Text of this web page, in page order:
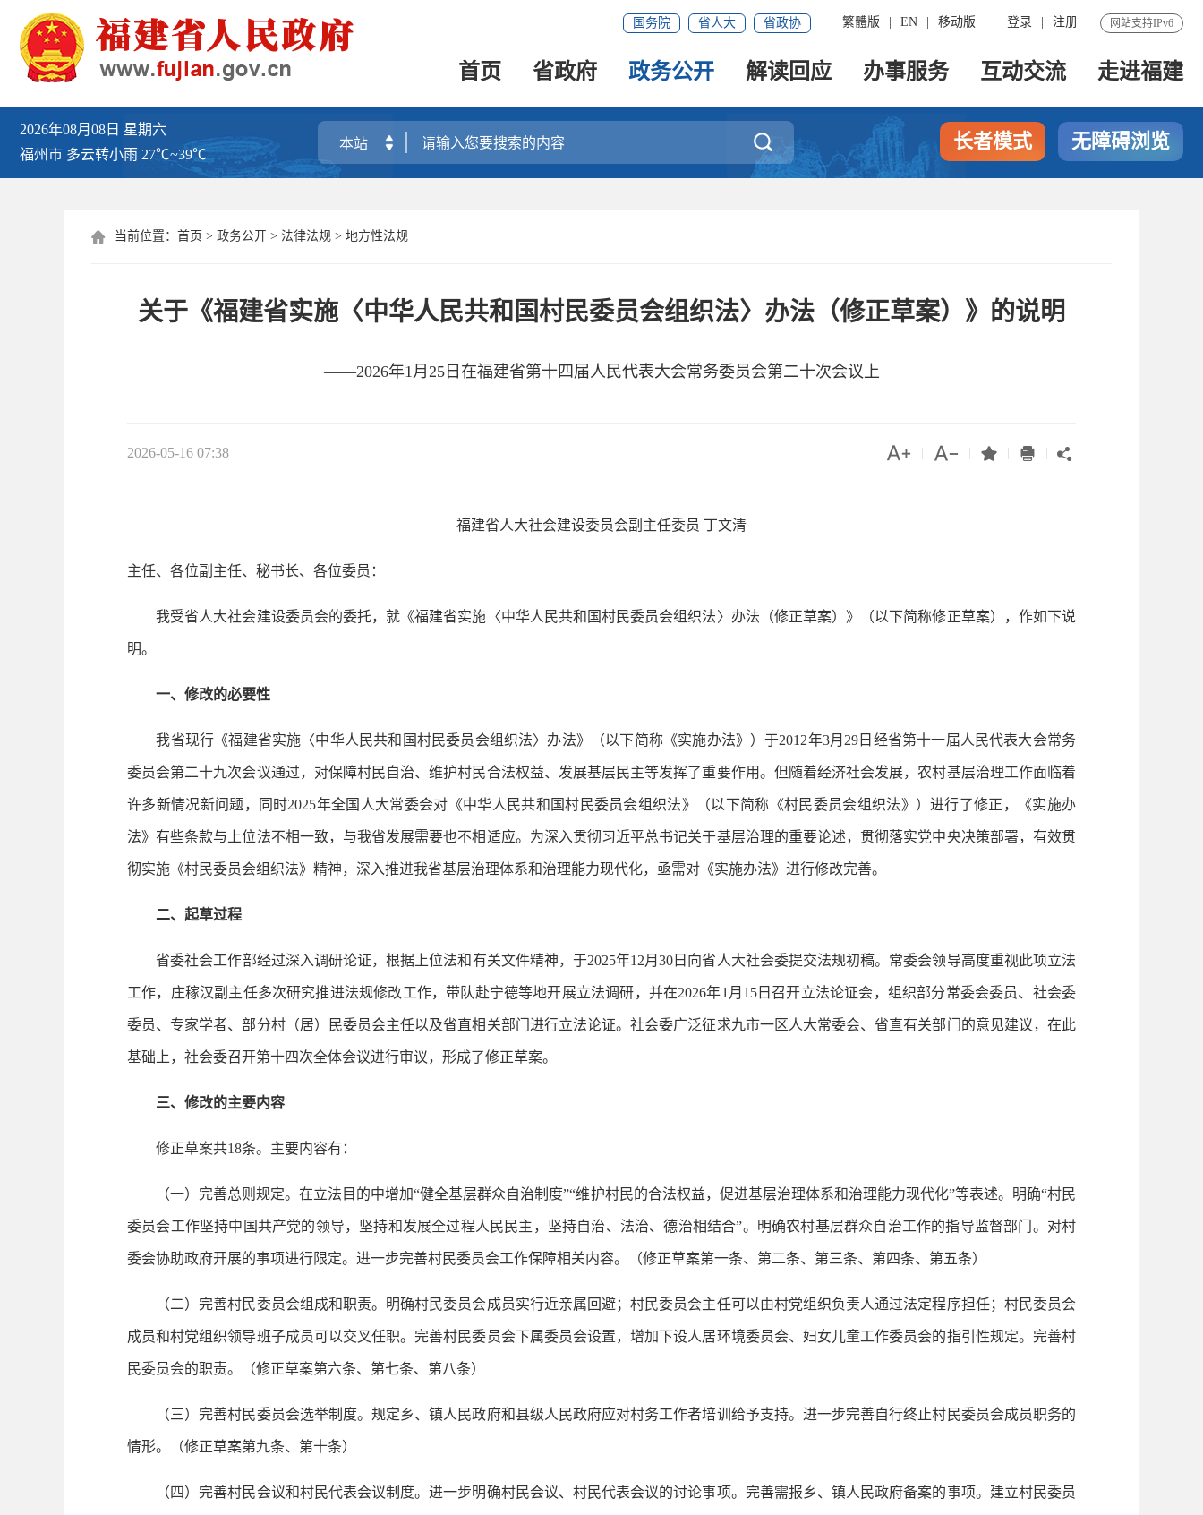
网站支持IPv6
登录 注册
繁體版 EN 移动版
国务院 省人大 省政协
首页 省政府 政务公开 解读回应 办事服务 互动交流 走进福建
2026年08月08日 星期六
福州市 多云转小雨 27℃~39℃
 长者模式 无障碍浏览
 当前位置： 首页 > 政务公开 > 法律法规 > 地方性法规
​关于《福建省实施〈中华人民共和国村民委员会组织法〉办法（修正草案）》的说明
——2026年1月25日在福建省第十四届人民代表大会常务委员会第二十次会议上
2026-05-16 07:38     
福建省人大社会建设委员会副主任委员 丁文清
主任、各位副主任、秘书长、各位委员：
我受省人大社会建设委员会的委托，就《福建省实施〈中华人民共和国村民委员会组织法〉办法（修正草案）》（以下简称修正草案），作如下说
明。
一、修改的必要性
我省现行《福建省实施〈中华人民共和国村民委员会组织法〉办法》（以下简称《实施办法》）于2012年3月29日经省第十一届人民代表大会常务
委员会第二十九次会议通过，对保障村民自治、维护村民合法权益、发展基层民主等发挥了重要作用。但随着经济社会发展，农村基层治理工作面临着
许多新情况新问题，同时2025年全国人大常委会对《中华人民共和国村民委员会组织法》（以下简称《村民委员会组织法》）进行了修正，《实施办
法》有些条款与上位法不相一致，与我省发展需要也不相适应。为深入贯彻习近平总书记关于基层治理的重要论述，贯彻落实党中央决策部署，有效贯
彻实施《村民委员会组织法》精神，深入推进我省基层治理体系和治理能力现代化，亟需对《实施办法》进行修改完善。
二、起草过程
省委社会工作部经过深入调研论证，根据上位法和有关文件精神，于2025年12月30日向省人大社会委提交法规初稿。常委会领导高度重视此项立法
工作，庄稼汉副主任多次研究推进法规修改工作，带队赴宁德等地开展立法调研，并在2026年1月15日召开立法论证会，组织部分常委会委员、社会委
委员、专家学者、部分村（居）民委员会主任以及省直相关部门进行立法论证。社会委广泛征求九市一区人大常委会、省直有关部门的意见建议，在此
基础上，社会委召开第十四次全体会议进行审议，形成了修正草案。
三、修改的主要内容
修正草案共18条。主要内容有：
（一）完善总则规定。在立法目的中增加“健全基层群众自治制度”“维护村民的合法权益，促进基层治理体系和治理能力现代化”等表述。明确“村民
委员会工作坚持中国共产党的领导，坚持和发展全过程人民民主，坚持自治、法治、德治相结合”。明确农村基层群众自治工作的指导监督部门。对村
委会协助政府开展的事项进行限定。进一步完善村民委员会工作保障相关内容。（修正草案第一条、第二条、第三条、第四条、第五条）
（二）完善村民委员会组成和职责。 明确村民委员会成员实行近亲属回避；村民委员会主任可以由村党组织负责人通过法定程序担任；村民委员会
成员和村党组织领导班子成员可以交叉任职。完善村民委员会下属委员会设置，增加下设人居环境委员会、妇女儿童工作委员会的指引性规定。完善村
民委员会的职责。（修正草案第六条、第七条、第八条）
（三）完善村民委员会选举制度。规定乡、镇人民政府和县级人民政府应对村务工作者培训给予支持。进一步完善自行终止村民委员会成员职务的
情形。（修正草案第九条、第十条）
（四）完善村民会议和村民代表会议制度。进一步明确村民会议、村民代表会议的讨论事项。完善需报乡、镇人民政府备案的事项。建立村民委员